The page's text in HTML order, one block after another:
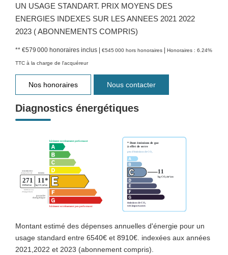
UN USAGE STANDART. PRIX MOYENS DES
ENERGIES INDEXES SUR LES ANNEES 2021 2022
2023 ( ABONNEMENTS COMPRIS)
** €579 000 honoraires inclus | €545 000 hors honoraires | Honoraires : 6.24%
TTC à la charge de l'acquéreur
Nos honoraires Nous contacter
Diagnostics énergétiques
Montant estimé des dépenses annuelles d'énergie pour un
usage standard entre 6540€ et 8910€. indexées aux années
2021,2022 et 2023 (abonnement compris).